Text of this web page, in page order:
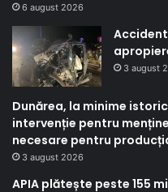
6 august 2026
3 august
Dunărea, la minime
intervenție pentru
necesare pentru
3 august 2026
APIA plătește peste 155